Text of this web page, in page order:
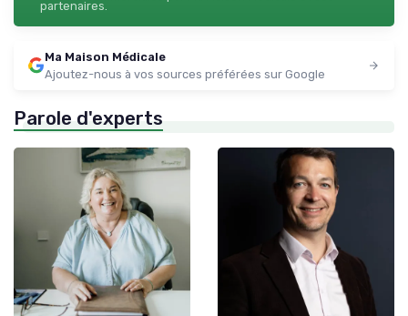
partenaires.
Ma Maison Médicale
Ajoutez-nous à vos sources préférées sur Google
Parole d'experts